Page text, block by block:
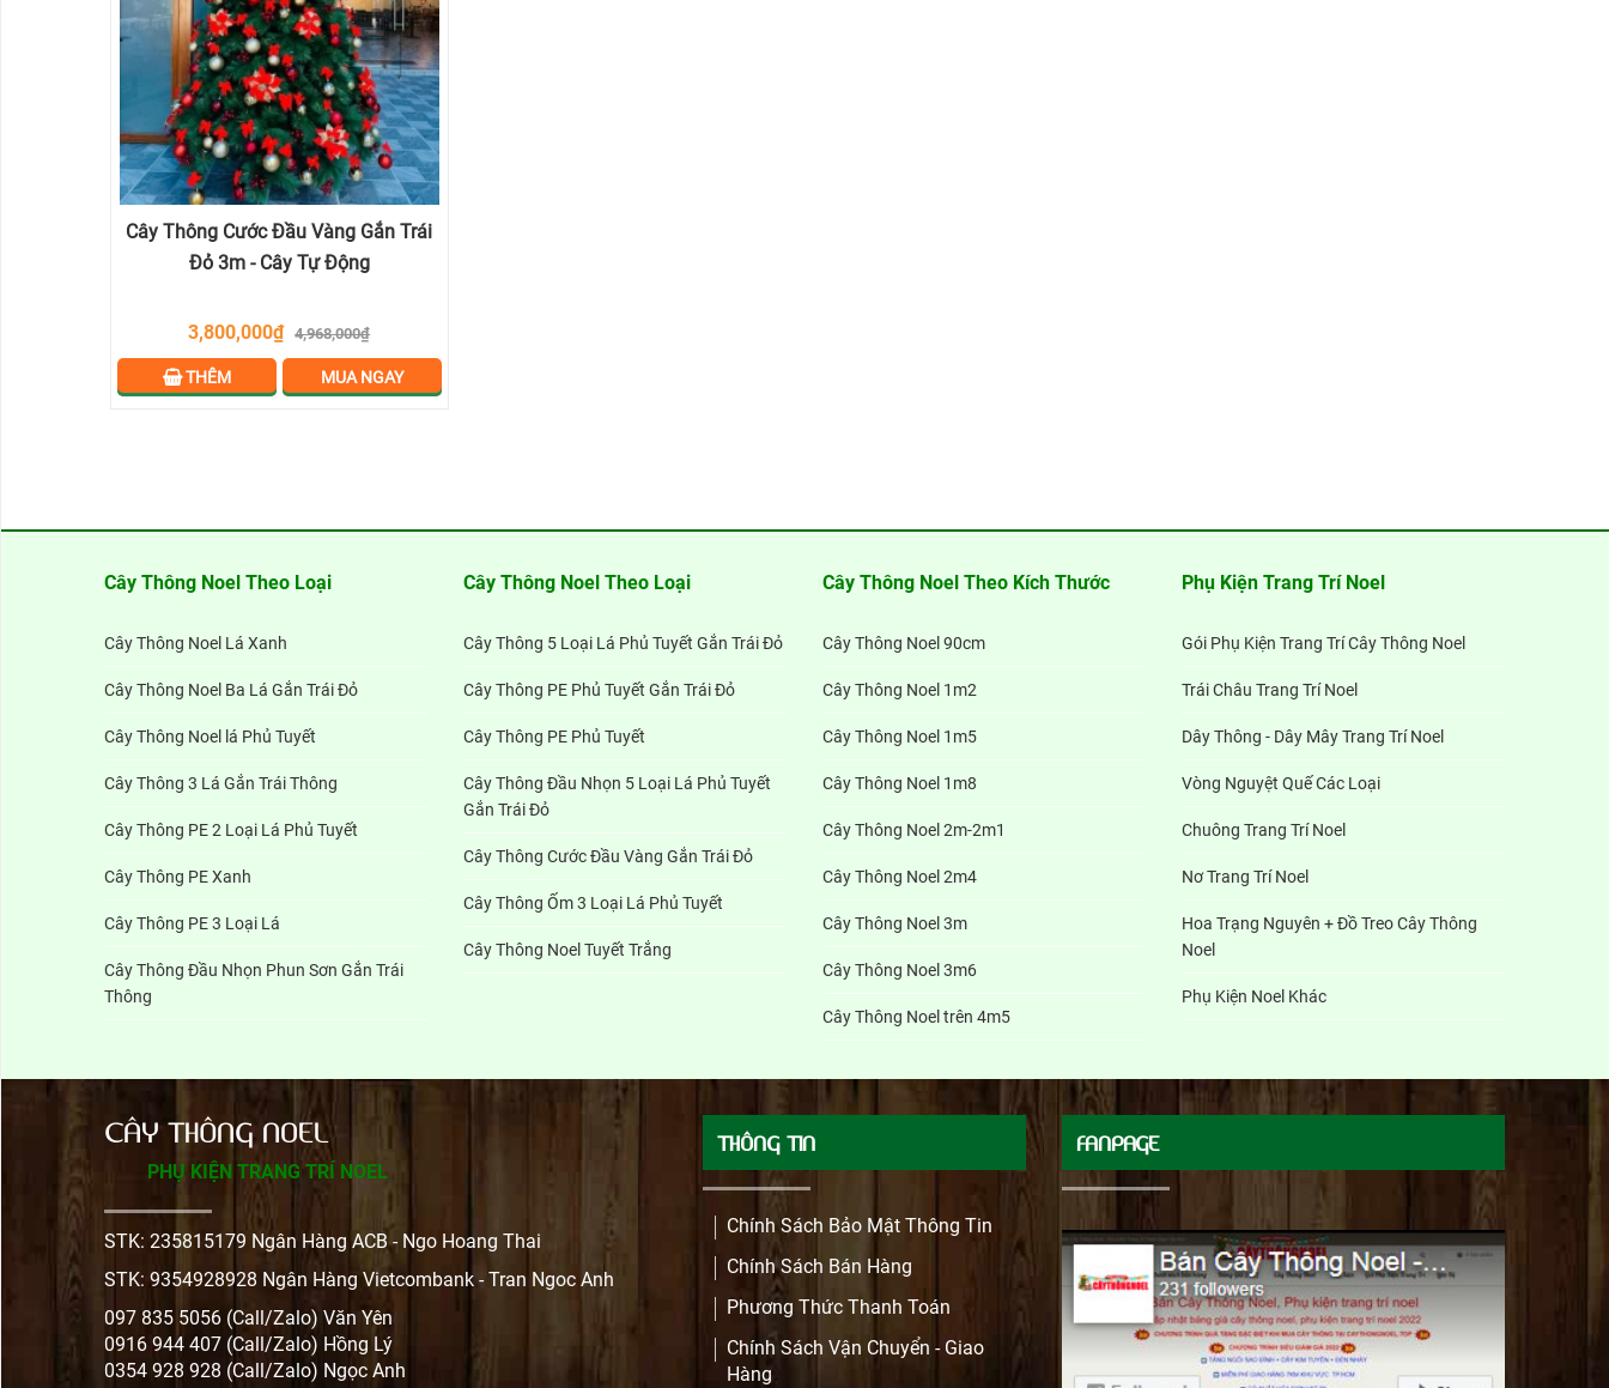
Cây Thông Cước Đầu Vàng Gắn Trái
Đỏ 3m - Cây Tự Động
3,800,000₫ 4,968,000₫
THÊM MUA NGAY
Cây Thông Noel Theo Loại
Cây Thông Noel Lá Xanh
Cây Thông Noel Ba Lá Gắn Trái Đỏ
Cây Thông Noel lá Phủ Tuyết
Cây Thông 3 Lá Gắn Trái Thông
Cây Thông PE 2 Loại Lá Phủ Tuyết
Cây Thông PE Xanh
Cây Thông PE 3 Loại Lá
Cây Thông Đầu Nhọn Phun Sơn Gắn Trái
Thông
Cây Thông Noel Theo Loại
Cây Thông 5 Loại Lá Phủ Tuyết Gắn Trái Đỏ
Cây Thông PE Phủ Tuyết Gắn Trái Đỏ
Cây Thông PE Phủ Tuyết
Cây Thông Đầu Nhọn 5 Loại Lá Phủ Tuyết
Gắn Trái Đỏ
Cây Thông Cước Đầu Vàng Gắn Trái Đỏ
Cây Thông Ốm 3 Loại Lá Phủ Tuyết
Cây Thông Noel Tuyết Trắng
Cây Thông Noel Theo Kích Thước
Cây Thông Noel 90cm
Cây Thông Noel 1m2
Cây Thông Noel 1m5
Cây Thông Noel 1m8
Cây Thông Noel 2m-2m1
Cây Thông Noel 2m4
Cây Thông Noel 3m
Cây Thông Noel 3m6
Cây Thông Noel trên 4m5
Phụ Kiện Trang Trí Noel
Gói Phụ Kiện Trang Trí Cây Thông Noel
Trái Châu Trang Trí Noel
Dây Thông - Dây Mây Trang Trí Noel
Vòng Nguyệt Quế Các Loại
Chuông Trang Trí Noel
Nơ Trang Trí Noel
Hoa Trạng Nguyên + Đồ Treo Cây Thông
Noel
Phụ Kiện Noel Khác
CÂY THÔNG NOEL
PHỤ KIỆN TRANG TRÍ NOEL
STK: 235815179 Ngân Hàng ACB - Ngo Hoang Thai
STK: 9354928928 Ngân Hàng Vietcombank - Tran Ngoc Anh
097 835 5056 (Call/Zalo) Văn Yên
0916 944 407 (Call/Zalo) Hồng Lý
0354 928 928 (Call/Zalo) Ngọc Anh
THÔNG TIN
Chính Sách Bảo Mật Thông Tin
Chính Sách Bán Hàng
Phương Thức Thanh Toán
Chính Sách Vận Chuyển - Giao
Hàng
FANPAGE